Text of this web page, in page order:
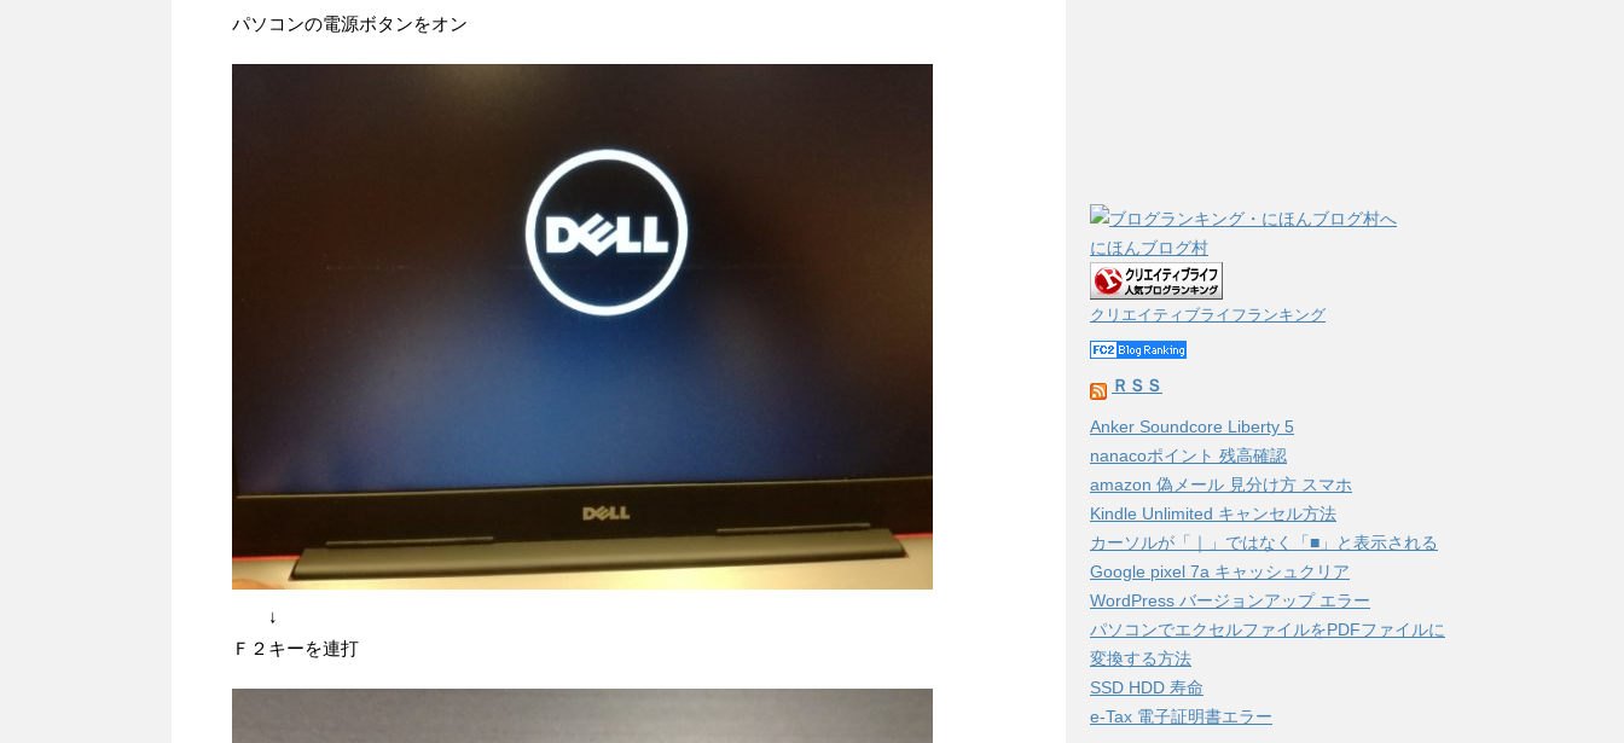
パソコンの電源ボタンをオン
↓
Ｆ２キーを連打
にほんブログ村
クリエイティブライフランキング
ＲＳＳ
Anker Soundcore Liberty 5
nanacoポイント 残高確認
amazon 偽メール 見分け方 スマホ
Kindle Unlimited キャンセル方法
カーソルが「｜」ではなく「■」と表示される
Google pixel 7a キャッシュクリア
WordPress バージョンアップ エラー
パソコンでエクセルファイルをPDFファイルに
変換する方法
SSD HDD 寿命
e-Tax 電子証明書エラー